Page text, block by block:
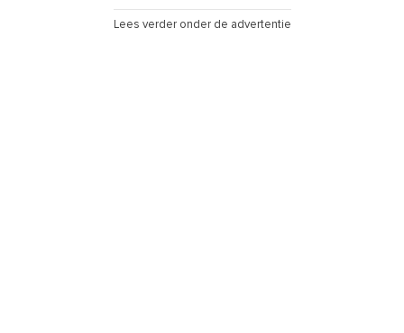
Lees verder onder de advertentie